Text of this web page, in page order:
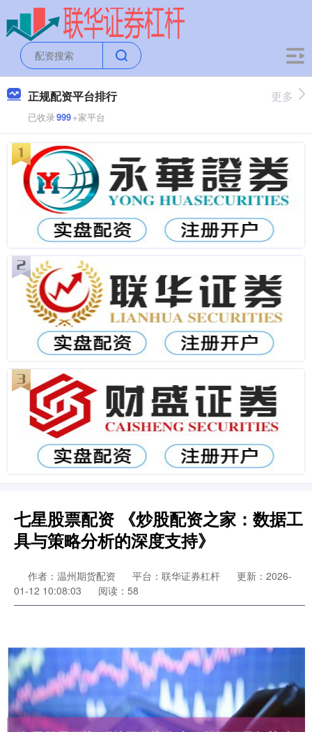
正规配资平台排行
已收录999+家平台
更多
七星股票配资 《炒股配资之家：数据工
具与策略分析的深度支持》
作者：温州期货配资 平台：联华证券杠杆
更新：2026-
01-12 10:08:03
阅读：58